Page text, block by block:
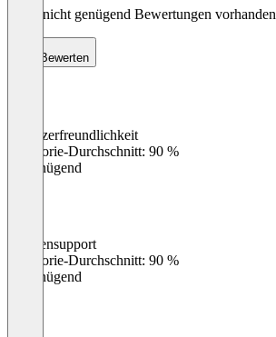
Noch nicht genügend Bewertungen vorhanden
Bewerten
Benutzerfreundlichkeit
Kategorie-Durchschnitt: 90 %
Ungenügend
Kundensupport
Kategorie-Durchschnitt: 90 %
Ungenügend